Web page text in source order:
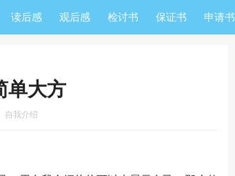
读后感 观后感 检讨书 保证书 申请书
单大方
自我介绍